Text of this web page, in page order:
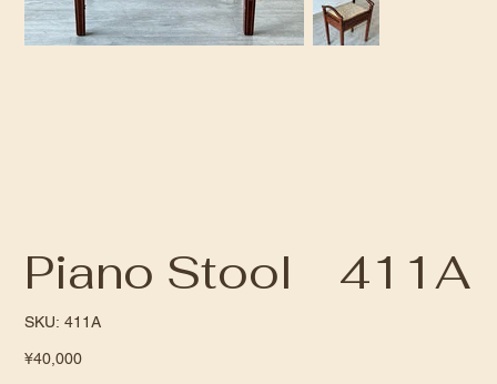
Piano Stool 411A
SKU:
SKU
411A
411A
Price
¥40,000